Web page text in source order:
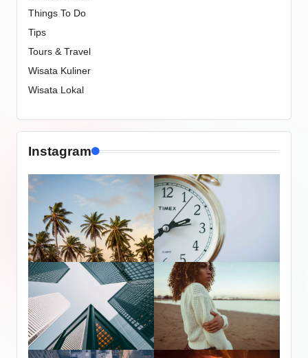
Things To Do
Tips
Tours & Travel
Wisata Kuliner
Wisata Lokal
Instagram